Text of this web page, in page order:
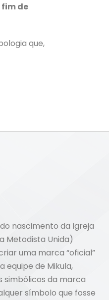
de
que,
nascimento da Igreja
Metodista Unida)
uma marca “oficial”
equipe de Mikula,
simbólicos da marca
símbolo que fosse